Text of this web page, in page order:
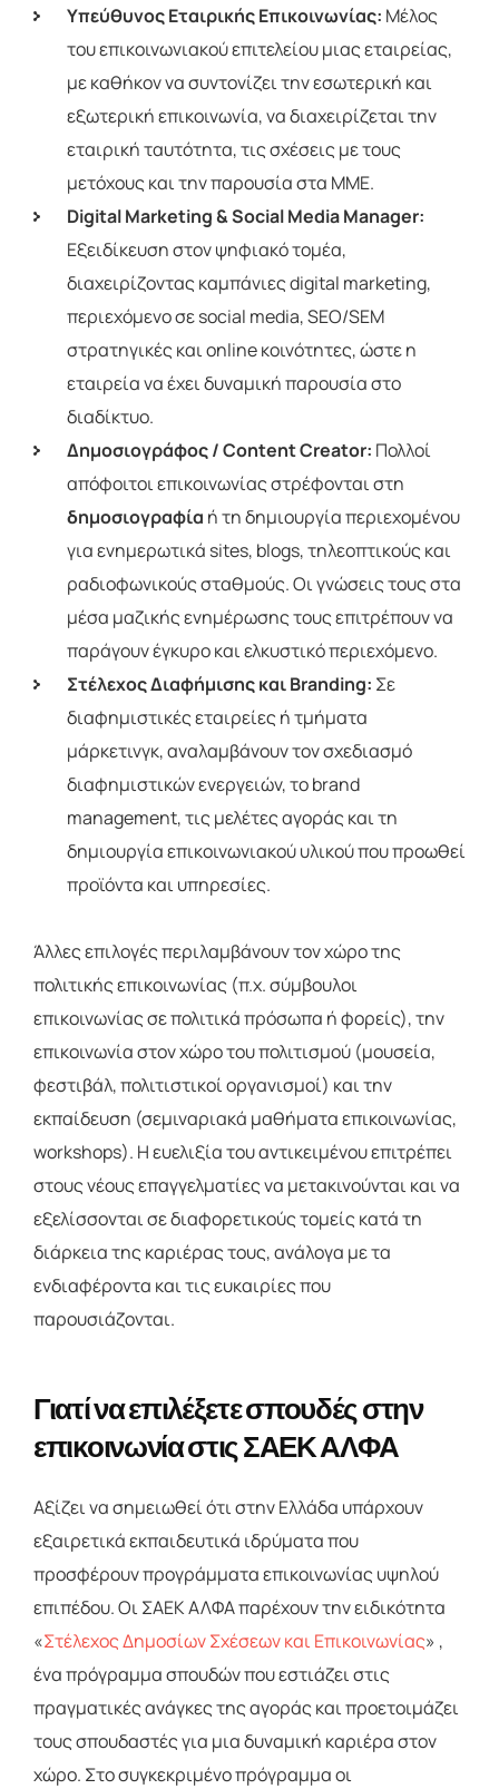
Υπεύθυνος Εταιρικής Επικοινωνίας: Μέλος
του επικοινωνιακού επιτελείου μιας εταιρείας,
με καθήκον να συντονίζει την εσωτερική και
εξωτερική επικοινωνία, να διαχειρίζεται την
εταιρική ταυτότητα, τις σχέσεις με τους
μετόχους και την παρουσία στα ΜΜΕ.
Digital Marketing & Social Media Manager:
Εξειδίκευση στον ψηφιακό τομέα,
διαχειρίζοντας καμπάνιες digital marketing,
περιεχόμενο σε social media, SEO/SEM
στρατηγικές και online κοινότητες, ώστε η
εταιρεία να έχει δυναμική παρουσία στο
διαδίκτυο.
Δημοσιογράφος / Content Creator: Πολλοί
απόφοιτοι επικοινωνίας στρέφονται στη
δημοσιογραφία ή τη δημιουργία περιεχομένου
για ενημερωτικά sites, blogs, τηλεοπτικούς και
ραδιοφωνικούς σταθμούς. Οι γνώσεις τους στα
μέσα μαζικής ενημέρωσης τους επιτρέπουν να
παράγουν έγκυρο και ελκυστικό περιεχόμενο.
Στέλεχος Διαφήμισης και Branding: Σε
διαφημιστικές εταιρείες ή τμήματα
μάρκετινγκ, αναλαμβάνουν τον σχεδιασμό
διαφημιστικών ενεργειών, το brand
management, τις μελέτες αγοράς και τη
δημιουργία επικοινωνιακού υλικού που προωθεί
προϊόντα και υπηρεσίες.
Άλλες επιλογές περιλαμβάνουν τον χώρο της
πολιτικής επικοινωνίας (π.χ. σύμβουλοι
επικοινωνίας σε πολιτικά πρόσωπα ή φορείς), την
επικοινωνία στον χώρο του πολιτισμού (μουσεία,
φεστιβάλ, πολιτιστικοί οργανισμοί) και την
εκπαίδευση (σεμιναριακά μαθήματα επικοινωνίας,
workshops). Η ευελιξία του αντικειμένου επιτρέπει
στους νέους επαγγελματίες να μετακινούνται και να
εξελίσσονται σε διαφορετικούς τομείς κατά τη
διάρκεια της καριέρας τους, ανάλογα με τα
ενδιαφέροντα και τις ευκαιρίες που
παρουσιάζονται.
Γιατί να επιλέξετε σπουδές στην
επικοινωνία στις ΣΑΕΚ ΑΛΦΑ
Αξίζει να σημειωθεί ότι στην Ελλάδα υπάρχουν
εξαιρετικά εκπαιδευτικά ιδρύματα που
προσφέρουν προγράμματα επικοινωνίας υψηλού
επιπέδου. Οι ΣΑΕΚ ΑΛΦΑ παρέχουν την ειδικότητα
«Στέλεχος Δημοσίων Σχέσεων και Επικοινωνίας» ,
ένα πρόγραμμα σπουδών που εστιάζει στις
πραγματικές ανάγκες της αγοράς και προετοιμάζει
τους σπουδαστές για μια δυναμική καριέρα στον
χώρο. Στο συγκεκριμένο πρόγραμμα οι